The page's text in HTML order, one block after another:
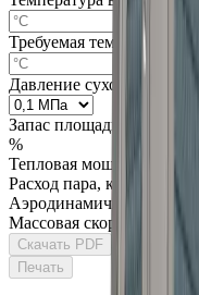
Требуемая температура
Давление сухого
Запас площади
%
Тепловая мощность, кВт
Расход пара, кг/час
Аэродинамическое
Массовая скорость
Скачать PDF
Печать